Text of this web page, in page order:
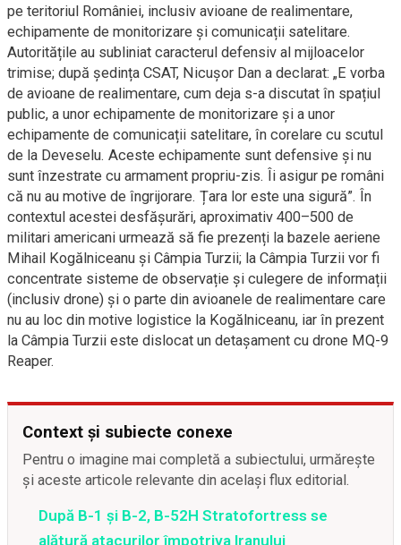
pe teritoriul României, inclusiv avioane de realimentare,
echipamente de monitorizare și comunicații satelitare.
Autoritățile au subliniat caracterul defensiv al mijloacelor
trimise; după ședința CSAT, Nicușor Dan a declarat: „E vorba
de avioane de realimentare, cum deja s-a discutat în spațiul
public, a unor echipamente de monitorizare și a unor
echipamente de comunicații satelitare, în corelare cu scutul
de la Deveselu. Aceste echipamente sunt defensive și nu
sunt înzestrate cu armament propriu-zis. Îi asigur pe români
că nu au motive de îngrijorare. Țara lor este una sigură”. În
contextul acestei desfășurări, aproximativ 400–500 de
militari americani urmează să fie prezenți la bazele aeriene
Mihail Kogălniceanu și Câmpia Turzii; la Câmpia Turzii vor fi
concentrate sisteme de observație și culegere de informații
(inclusiv drone) și o parte din avioanele de realimentare care
nu au loc din motive logistice la Kogălniceanu, iar în prezent
la Câmpia Turzii este dislocat un detașament cu drone MQ-9
Reaper.
Context și subiecte conexe
Pentru o imagine mai completă a subiectului, urmărește
și aceste articole relevante din același flux editorial.
După B-1 și B-2, B-52H Stratofortress se
alătură atacurilor împotriva Iranului